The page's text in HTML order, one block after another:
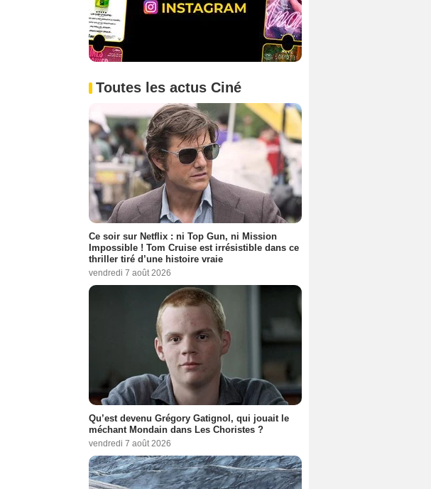
Toutes les actus Ciné
Ce soir sur Netflix : ni Top Gun, ni Mission
Impossible ! Tom Cruise est irrésistible dans ce
thriller tiré d’une histoire vraie
vendredi 7 août 2026
Qu’est devenu Grégory Gatignol, qui jouait le
méchant Mondain dans Les Choristes ?
vendredi 7 août 2026